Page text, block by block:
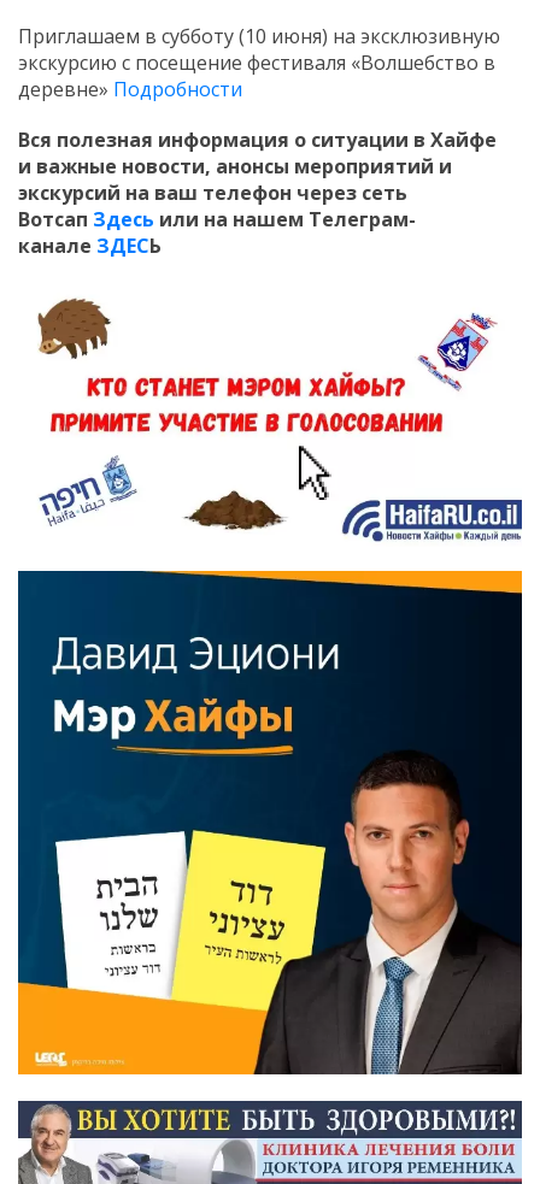
Приглашаем в субботу (10 июня) на эксклюзивную
экскурсию с посещение фестиваля «Волшебство в
деревне» Подробности
Вся полезная информация о ситуации в Хайфе
и важные новости, анонсы мероприятий и
экскурсий на ваш телефон через сеть
Вотсап Здесь или на нашем Телеграм-
канале ЗДЕСЬ